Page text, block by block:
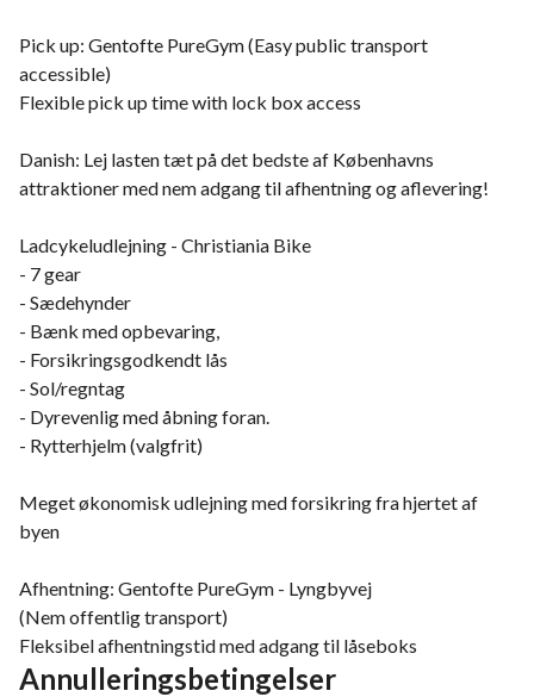
Pick up: Gentofte PureGym (Easy public transport
accessible)
Flexible pick up time with lock box access
Danish: Lej lasten tæt på det bedste af Københavns
attraktioner med nem adgang til afhentning og aflevering!
Ladcykeludlejning - Christiania Bike
- 7 gear
- Sædehynder
- Bænk med opbevaring,
- Forsikringsgodkendt lås
- Sol/regntag
- Dyrevenlig med åbning foran.
- Rytterhjelm (valgfrit)
Meget økonomisk udlejning med forsikring fra hjertet af
byen
Afhentning: Gentofte PureGym - Lyngbyvej
(Nem offentlig transport)
Fleksibel afhentningstid med adgang til låseboks
Annulleringsbetingelser